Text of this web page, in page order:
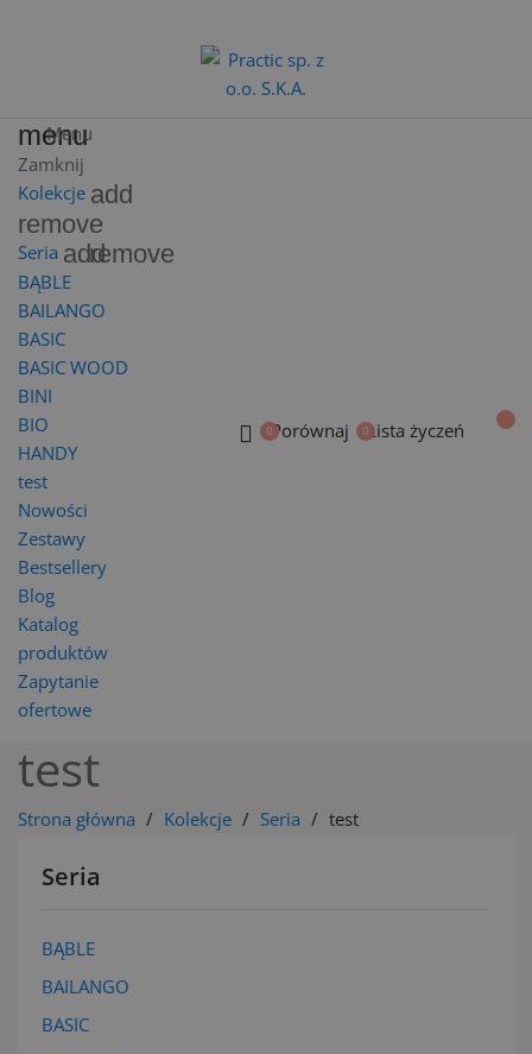
menu
Menu
Zamknij
Kolekcje add
remove
Seria addremove
BĄBLE
BAILANGO
BASIC
BASIC WOOD
BINI
BIO
HANDY
test
Nowości
Zestawy
Bestsellery
Blog
Katalog
produktów
Zapytanie
ofertowe
Porównaj Lista życzeń
test
Strona główna Kolekcje Seria test
Seria
BĄBLE
BAILANGO
BASIC